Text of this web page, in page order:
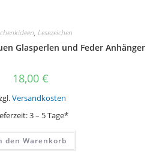
, Lesezeichen
Glasperlen und Feder Anhänger
18,00 €
Versandkosten
3 – 5 Tage*
den Warenkorb